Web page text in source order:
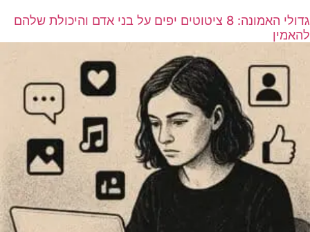
גדולי האמונה: 8 ציטוטים יפים על בני אדם והיכולת שלהם
להאמין